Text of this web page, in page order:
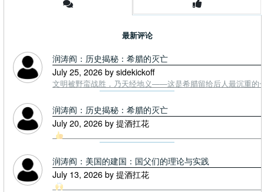
最新评论
润涛阎：历史揭秘：希腊的灭亡
July 25, 2026 by sidekickoff
文明被野蛮战胜，乃天经地义——这是希腊留给后人最沉重的
润涛阎：历史揭秘：希腊的灭亡
July 20, 2026 by 提酒扛花
润涛阎：美国的建国：国父们的理论与实践
July 13, 2026 by 提酒扛花